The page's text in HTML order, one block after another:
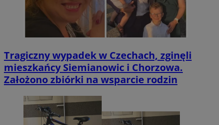
Tragiczny wypadek w Czechach, zginęli
mieszkańcy Siemianowic i Chorzowa.
Założono zbiórki na wsparcie rodzin